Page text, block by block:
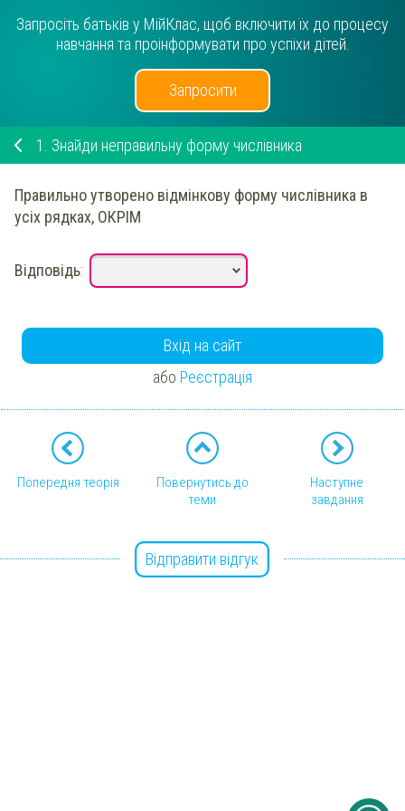
Запросіть батьків у МійКлас, щоб включити їх до процесу
навчання та проінформувати про успіхи дітей.
Запросити
1. Знайди неправильну форму числівника
Правильно утворено відмінкову форму числівника в
усіх рядках, ОКРІМ
Відповідь:
Вхід на сайт
або Реєстрація
Попередня теорія
Повернутись до
теми
Наступне
завдання
Відправити відгук